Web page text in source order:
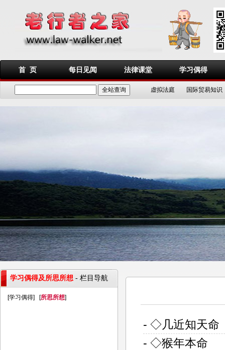
首 页 每日见闻 法律课堂 学习偶得
虚拟法庭 国际贸易知识
- ◇几近知天命
- ◇猴年本命
学习偶得及所思所想 - 栏目导航
[学习偶得] [所思所想]